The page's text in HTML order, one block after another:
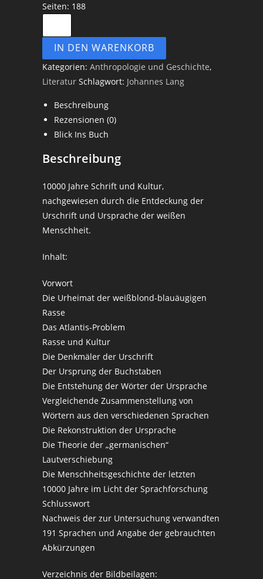
Seiten: 188
IN DEN WARENKORB
Kategorien:Anthropologie und Geschichte,
Literatur Schlagwort: Johannes Lang
Beschreibung
Rezensionen (0)
Blick Ins Buch
Beschreibung
10000 Jahre Schrift und Kultur,
nachgewiesen durch die Entdeckung der
Urschrift und Ursprache der weißen
Menschheit.
Inhalt:
Vorwort
Die Urheimat der weißblond-blauäugigen
Rasse
Das Atlantis-Problem
Rasse und Kultur
Die Denkmäler der Urschrift
Der Ursprung der Buchstaben
Die Entstehung der Wörter der Ursprache
Vergleichende Zusammenstellung von
Wörtern aus den verschiedenen Sprachen
Die Rekonstruktion der Ursprache
Die Theorie der „germanischen“
Lautverschiebung
Die Menschheitsgeschichte der letzten
10000 Jahre im Licht der Sprachforschung
Schlusswort
Nachweis der zur Untersuchung verwandten
191 Sprachen und Angabe der gebrauchten
Abkürzungen
Verzeichnis der Bildbeilagen: